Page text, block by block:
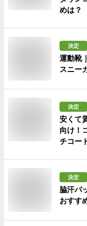
めは？
決定
運動靴
スニー
決定
安くて
向け！
チコー
決定
脇汗パ
おすす